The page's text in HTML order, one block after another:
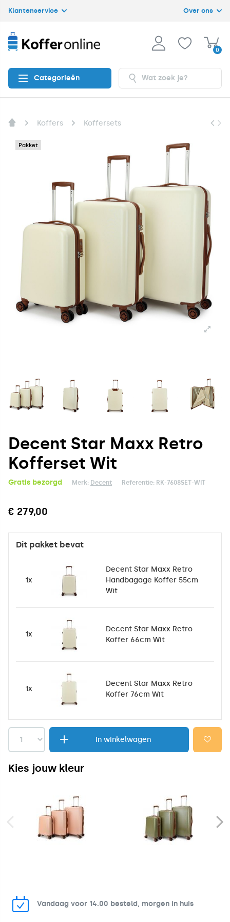
Klantenservice Over ons
0
Categorieën
Koffers Koffersets
Pakket
Decent Star Maxx Retro
Kofferset Wit
Gratis bezorgd Merk: Decent Referentie: RK-7608SET-WIT
€ 279,00
Dit pakket bevat
1x
Decent Star Maxx Retro
Handbagage Koffer 55cm
Wit
1x
Decent Star Maxx Retro
Koffer 66cm Wit
1x
Decent Star Maxx Retro
Koffer 76cm Wit
In winkelwagen
Kies jouw kleur
Vandaag voor 14.00 besteld, morgen in huis